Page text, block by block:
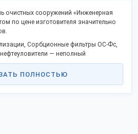
очистных сооружений «Инженерная
по цене изготовителя значительно
Сорбционные фильтры ОС-Фс,
— неполный
товаров, покупайте оптом без
и новая продукция.
ПОЛНОСТЬЮ